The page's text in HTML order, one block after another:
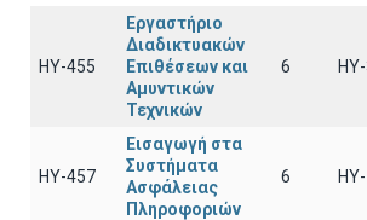
ΗΥ-455
Εργαστήριο
Διαδικτυακών
Επιθέσεων και
Αμυντικών
Τεχνικών
6
ΗΥ-457
Εισαγωγή στα
Συστήματα
Ασφάλειας
Πληροφοριών
6